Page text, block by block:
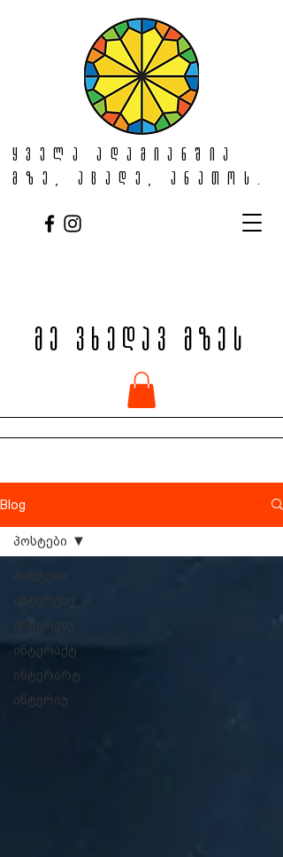
მე ვხედავ მზეს
ყველა ადამიანშია
მზე, აცადე, ანათოს.
Blog
პოსტები
ინტერესე
ინტერვიუ
ინტერაქტ
ინტერარტ
ინტერიუ
პოსტები